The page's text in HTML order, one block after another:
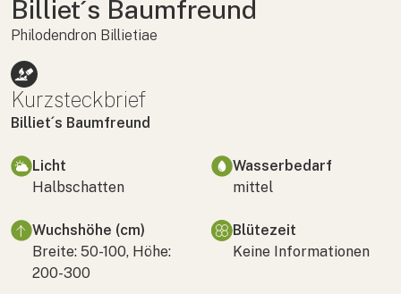
Billiet´s Baumfreund
Philodendron Billietiae
Kurzsteckbrief
Billiet´s Baumfreund
Licht
Halbschatten
Wasserbedarf
mittel
Wuchshöhe (cm)
Breite: 50-100, Höhe:
200-300
Blütezeit
Keine Informationen